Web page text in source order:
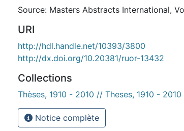
Source: Masters Abstracts International,
URI
http://hdl.handle.net/10393/3800
http://dx.doi.org/10.20381/ruor-13432
Collections
Thèses, 1910 - 2010 // Theses, 1910 - 2010
Notice complète